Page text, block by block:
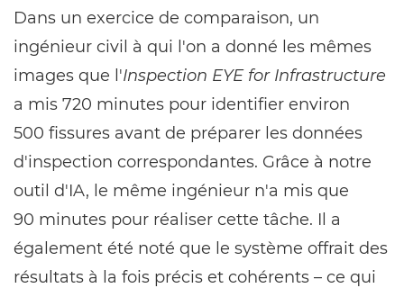
Dans un exercice de comparaison, un
ingénieur civil à qui l'on a donné les mêmes
images que l'Inspection EYE for Infrastructure
a mis 720 minutes pour identifier environ
500 fissures avant de préparer les données
d'inspection correspondantes. Grâce à notre
outil d'IA, le même ingénieur n'a mis que
90 minutes pour réaliser cette tâche. Il a
également été noté que le système offrait des
résultats à la fois précis et cohérents – ce qui